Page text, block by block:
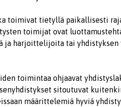
toimivat tietyllä paikallisesti
toimijat ovat
ja harjoittelijoita tai yhdistyksen
toimintaa ohjaavat
sitoutuvat
määrittelemiä hyviä